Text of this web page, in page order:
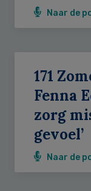
Naar de
171
Fenna
zorg
gevoel’
Naar de